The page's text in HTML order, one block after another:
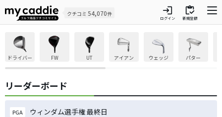
クチコミ 54,070件 login
ログイン
inventory
新規登録
ドライバー FW UT アイアン ウェッジ パター
リーダーボード
PGA ウィンダム選手権 最終日